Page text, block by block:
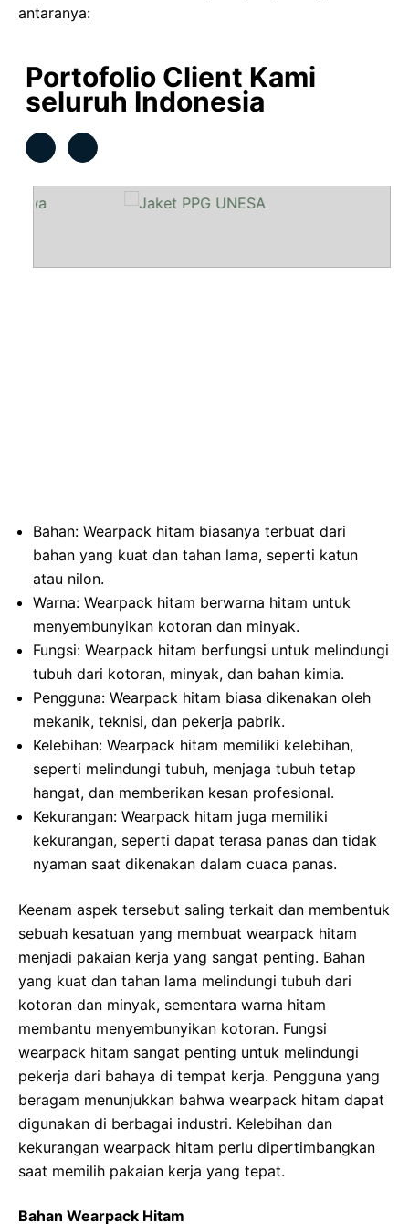
antaranya:
Portofolio Client Kami
seluruh Indonesia
Bahan: Wearpack hitam biasanya terbuat dari
bahan yang kuat dan tahan lama, seperti katun
atau nilon.
Warna: Wearpack hitam berwarna hitam untuk
menyembunyikan kotoran dan minyak.
Fungsi: Wearpack hitam berfungsi untuk melindungi
tubuh dari kotoran, minyak, dan bahan kimia.
Pengguna: Wearpack hitam biasa dikenakan oleh
mekanik, teknisi, dan pekerja pabrik.
Kelebihan: Wearpack hitam memiliki kelebihan,
seperti melindungi tubuh, menjaga tubuh tetap
hangat, dan memberikan kesan profesional.
Kekurangan: Wearpack hitam juga memiliki
kekurangan, seperti dapat terasa panas dan tidak
nyaman saat dikenakan dalam cuaca panas.
Keenam aspek tersebut saling terkait dan membentuk
sebuah kesatuan yang membuat wearpack hitam
menjadi pakaian kerja yang sangat penting. Bahan
yang kuat dan tahan lama melindungi tubuh dari
kotoran dan minyak, sementara warna hitam
membantu menyembunyikan kotoran. Fungsi
wearpack hitam sangat penting untuk melindungi
pekerja dari bahaya di tempat kerja. Pengguna yang
beragam menunjukkan bahwa wearpack hitam dapat
digunakan di berbagai industri. Kelebihan dan
kekurangan wearpack hitam perlu dipertimbangkan
saat memilih pakaian kerja yang tepat.
Bahan Wearpack Hitam